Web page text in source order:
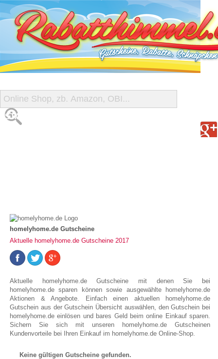
START
homelyhome.de Gutscheine
Aktuelle homelyhome.de Gutscheine 2017
Aktuelle homelyhome.de Gutscheine mit denen Sie bei
homelyhome.de sparen können sowie ausgewählte homelyhome.de
Aktionen & Angebote. Einfach einen aktuellen homelyhome.de
Gutschein aus der Gutschein Übersicht auswählen, den Gutschein bei
homelyhome.de einlösen und bares Geld beim online Einkauf sparen.
Sichern Sie sich mit unseren homelyhome.de Gutscheinen
Kundenvorteile bei Ihren Einkauf im homelyhome.de Online-Shop.
Keine gültigen Gutscheine gefunden.